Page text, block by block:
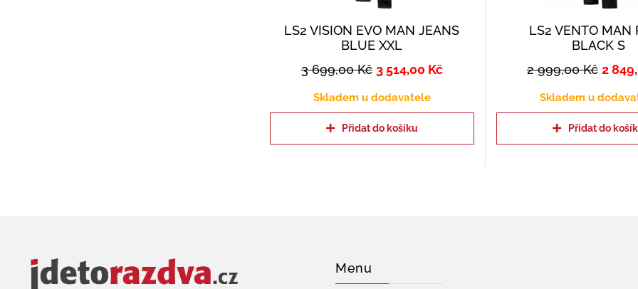
LS2 VISION EVO MAN JEANS
BLUE XXL
3 699,00Kč 3 514,00 Kč
Skladem u dodavatele
Přidat do košíku
LS2 VENTO MAN
BLACK S
2 999,00Kč 2
Skladem u
Přidat do
Menu